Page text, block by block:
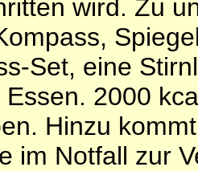
wird. Zu
Set, eine
2000
Hinzu
im Notfall zur